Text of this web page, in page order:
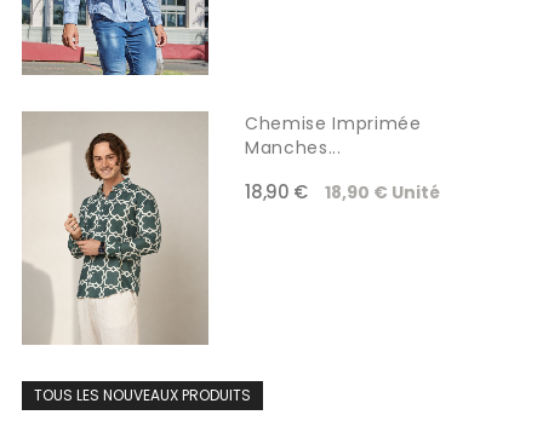
Chemise Imprimée
Manches...
18,90 € 18,90 € Unité
TOUS LES NOUVEAUX PRODUITS